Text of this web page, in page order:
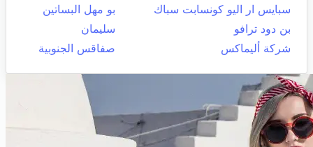
سبايس ار اليو كونسابت سباك
بو مهل البساتين
بن دود ترافو
سليمان
شركة أليماكس
صفاقس الجنوبية